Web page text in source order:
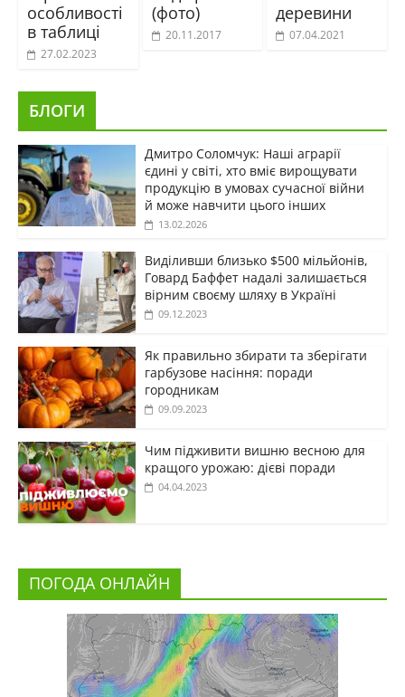
особливості
в таблиці
27.02.2023
(фото)
20.11.2017
деревини
07.04.2021
БЛОГИ
Дмитро Соломчук: Наші аграрії
єдині у світі, хто вміє вирощувати
продукцію в умовах сучасної війни
й може навчити цього інших
13.02.2026
Виділивши близько $500 мільйонів,
Говард Баффет надалі залишається
вірним своєму шляху в Україні
09.12.2023
Як правильно збирати та зберігати
гарбузове насіння: поради
городникам
09.09.2023
Чим підживити вишню весною для
кращого урожаю: дієві поради
04.04.2023
ПОГОДА ОНЛАЙН